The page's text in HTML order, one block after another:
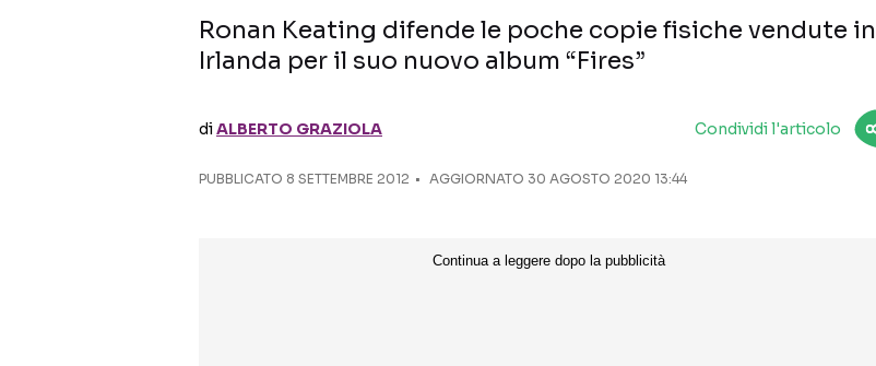
Ronan Keating difende le poche copie fisiche vendute in
Irlanda per il suo nuovo album “Fires”
diALBERTO GRAZIOLA Condividi l'articolo
PUBBLICATO 8 SETTEMBRE 2012 AGGIORNATO 30 AGOSTO 2020 13:44